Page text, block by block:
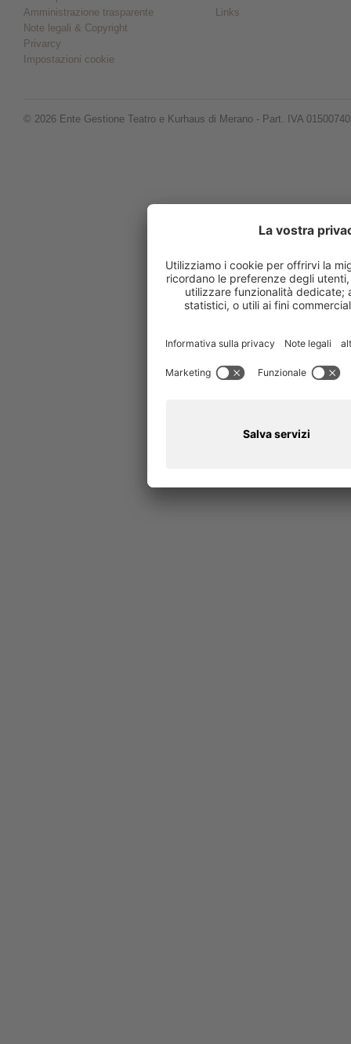
Amministrazione trasparente
Note legali & Copyright
Privarcy
Impostazioni cookie
Links
© 2026 Ente Gestione Teatro e Kurhaus di Merano - Part. IVA